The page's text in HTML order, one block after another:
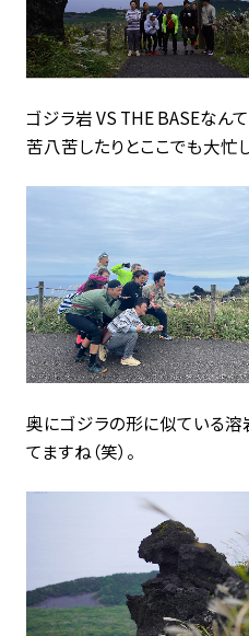
ゴジラ岩 VS THE BASEなん
苦八苦したりとここでも大忙し
奥にゴジラの形に似ている溶
てますね（笑）。